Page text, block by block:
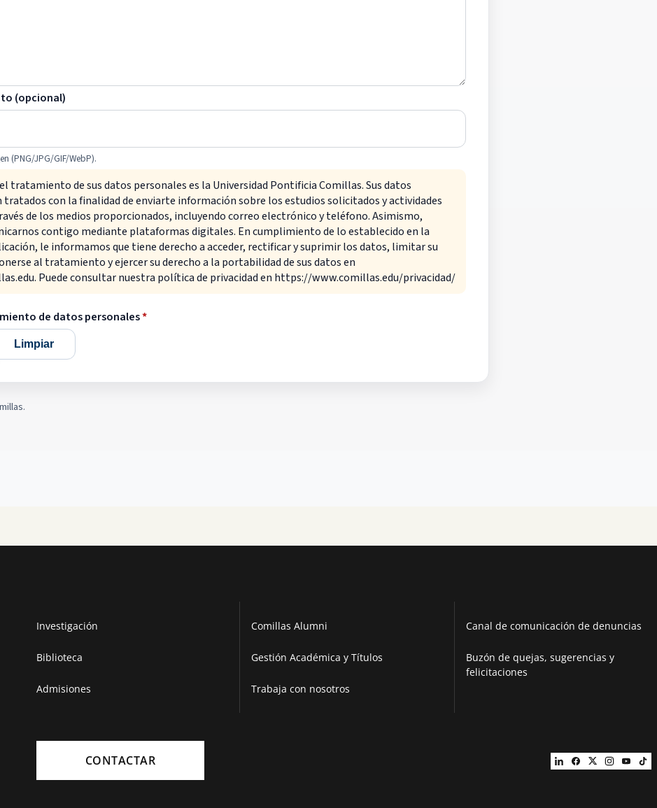
Investigación
Biblioteca
Admisiones
Comillas Alumni
Gestión Académica y Títulos
Trabaja con nosotros
Canal de comunicación de denuncias
Buzón de quejas, sugerencias y
felicitaciones
CONTACTAR